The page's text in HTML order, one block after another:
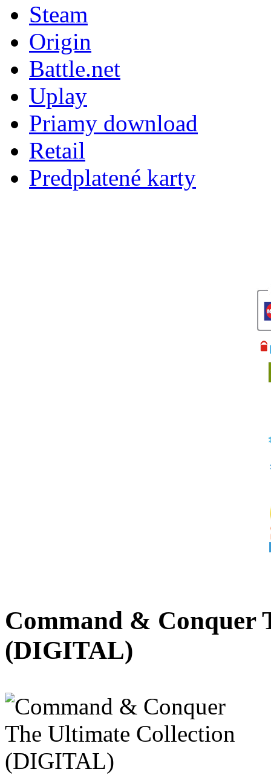
Steam
Origin
Battle.net
Uplay
Priamy download
Retail
Predplatené karty
Command & Conquer
(DIGITAL)